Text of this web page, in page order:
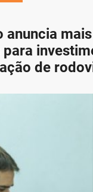
anuncia
de